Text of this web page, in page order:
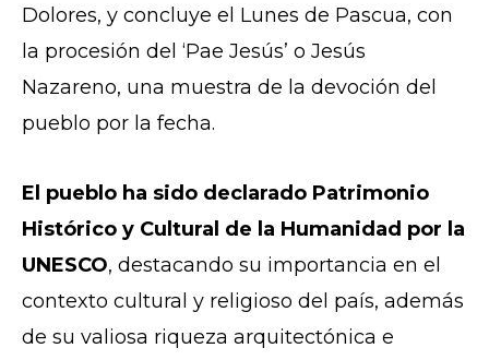
Dolores, y concluye el Lunes de Pascua, con
la procesión del ‘Pae Jesús’ o Jesús
Nazareno, una muestra de la devoción del
pueblo por la fecha.
El pueblo ha sido declarado Patrimonio
Histórico y Cultural de la Humanidad por la
UNESCO, destacando su importancia en el
contexto cultural y religioso del país, además
de su valiosa riqueza arquitectónica e